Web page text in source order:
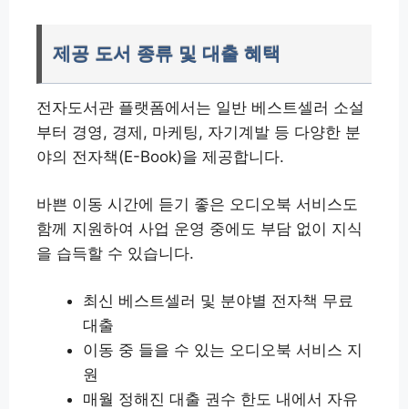
제공 도서 종류 및 대출 혜택
전자도서관 플랫폼에서는 일반 베스트셀러 소설
부터 경영, 경제, 마케팅, 자기계발 등 다양한 분
야의 전자책(E-Book)을 제공합니다.
바쁜 이동 시간에 듣기 좋은 오디오북 서비스도
함께 지원하여 사업 운영 중에도 부담 없이 지식
을 습득할 수 있습니다.
최신 베스트셀러 및 분야별 전자책 무료
대출
이동 중 들을 수 있는 오디오북 서비스 지
원
매월 정해진 대출 권수 한도 내에서 자유